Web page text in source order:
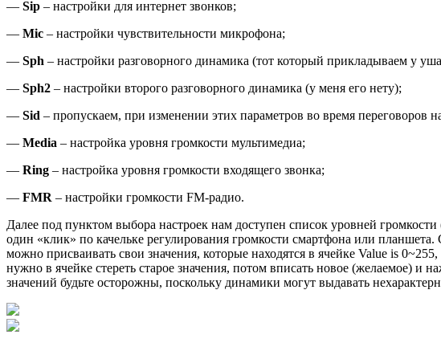
— Sip – настройки для интернет звонков;
— Mic – настройки чувствительности микрофона;
— Sph – настройки разговорного динамика (тот который прикладываем у
— Sph2 – настройки второго разговорного динамика (у меня его нету);
— Sid – пропускаем, при изменении этих параметров во время переговоров
— Media – настройка уровня громкости мультимедиа;
— Ring – настройка уровня громкости входящего звонка;
— FMR – настройки громкости FM-радио.
Далее под пунктом выбора настроек нам доступен список уровней
один «клик» по качельке регулирования громкости смартфона или
можно присваивать свои значения, которые находятся в ячейке Value is
нужно в ячейке стереть старое значения, потом вписать новое (желаемое) и
значений будьте осторожны, поскольку динамики могут выдавать